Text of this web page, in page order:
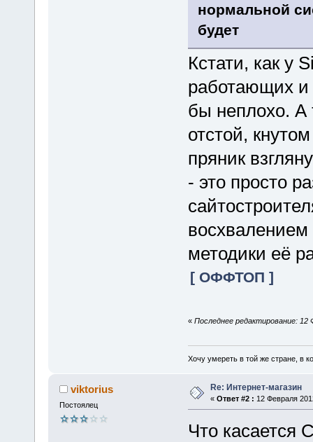
нормальной
будет
Кстати, как у
работающих
бы неплохо. А
отстой,
пряник
- это просто
восхвалением
методики её
[ ОФФТОП ]
« Последнее редактирование:
Хочу умереть в той же стране, в
viktorius
Постоялец
Re: Интернет-магазин
« Ответ #2 : 12 Февраля
Что касается